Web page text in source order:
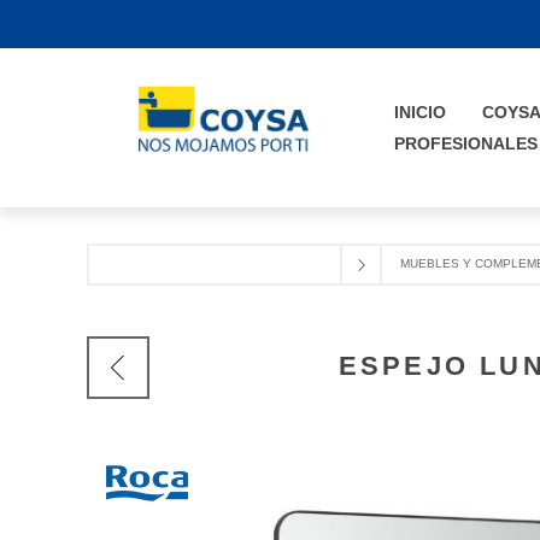
INICIO
COYSA
PROFESIONALES
MUEBLES Y
ESPEJO